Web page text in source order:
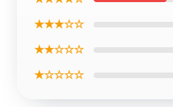
★★★☆☆
★★☆☆☆
★☆☆☆☆